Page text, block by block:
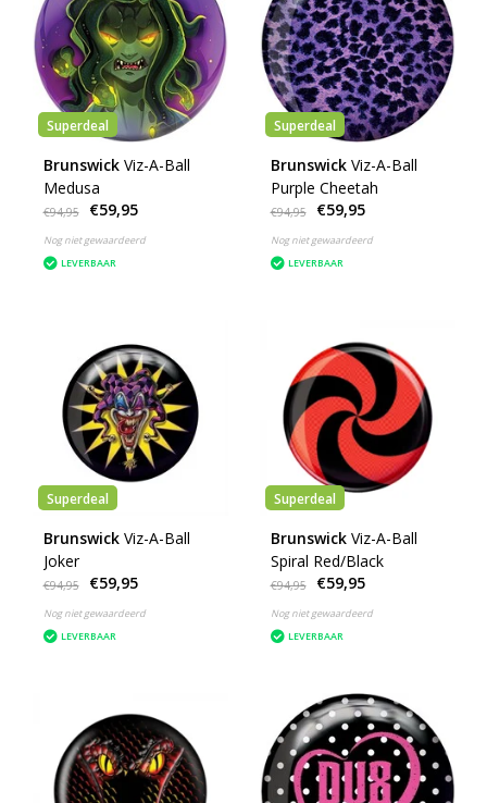
Superdeal
Brunswick Viz-A-Ball
Medusa
€94,95 €59,95
Nog niet gewaardeerd
LEVERBAAR
Superdeal
Brunswick Viz-A-Ball
Purple Cheetah
€94,95 €59,95
Nog niet gewaardeerd
LEVERBAAR
Superdeal
Brunswick Viz-A-Ball
Joker
€94,95 €59,95
Nog niet gewaardeerd
LEVERBAAR
Superdeal
Brunswick Viz-A-Ball
Spiral Red/Black
€94,95 €59,95
Nog niet gewaardeerd
LEVERBAAR